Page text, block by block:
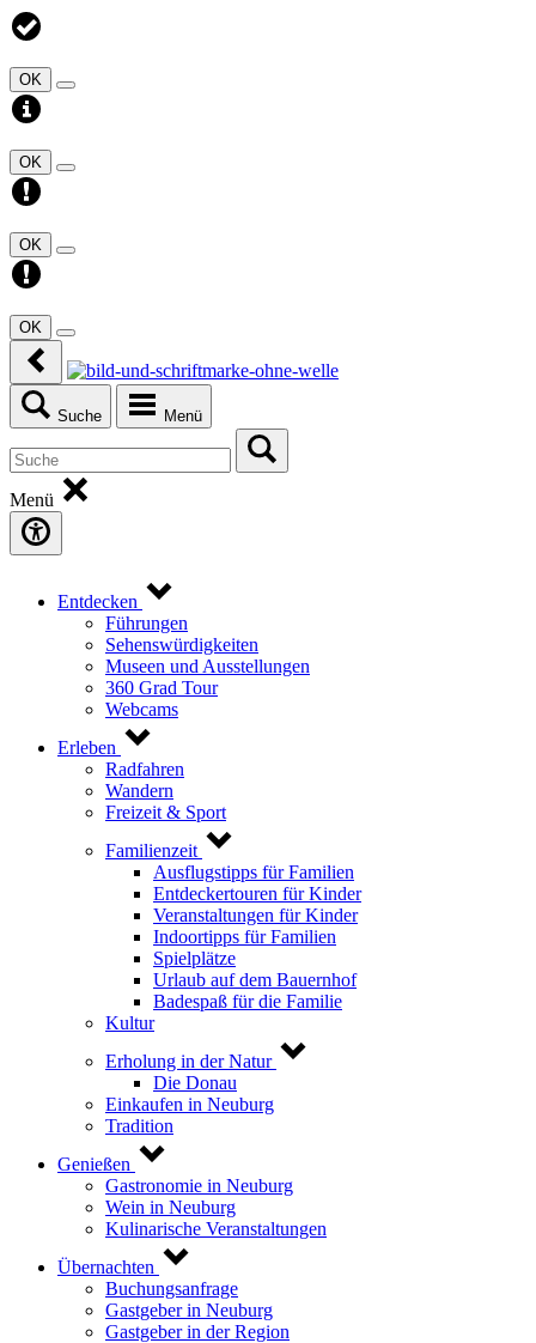
OK
OK
OK
OK
Suche Menü
Menü
Entdecken
Führungen
Sehenswürdigkeiten
Museen und Ausstellungen
360 Grad Tour
Webcams
Erleben
Radfahren
Wandern
Freizeit & Sport
Familienzeit
Ausflugstipps für Familien
Entdeckertouren für Kinder
Veranstaltungen für Kinder
Indoortipps für Familien
Spielplätze
Urlaub auf dem Bauernhof
Badespaß für die Familie
Kultur
Erholung in der Natur
Die Donau
Einkaufen in Neuburg
Tradition
Genießen
Gastronomie in Neuburg
Wein in Neuburg
Kulinarische Veranstaltungen
Übernachten
Buchungsanfrage
Gastgeber in Neuburg
Gastgeber in der Region